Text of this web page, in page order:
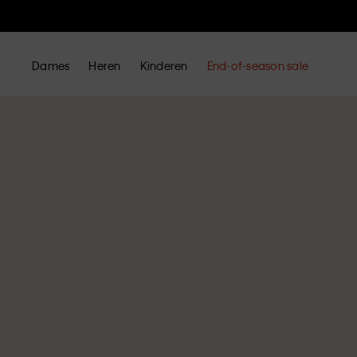
Dames Heren Kinderen End-of-season sale